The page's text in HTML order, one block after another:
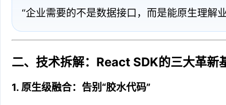
“企业需要的不是数据接口，而是能原生理
二、技术拆解：React SDK的三大革新
1. 原生级融合：告别“胶水代码”